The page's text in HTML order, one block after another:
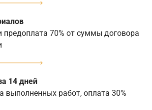
предоплата 70% от суммы договора
14 дней
выполненных работ, оплата 30%